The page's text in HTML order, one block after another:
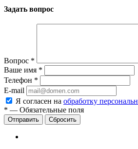
Задать вопрос
Вопрос *
Ваше имя *
Телефон *
E-mail
Я согласен на обработку
* — Обязательные поля
Сбросить